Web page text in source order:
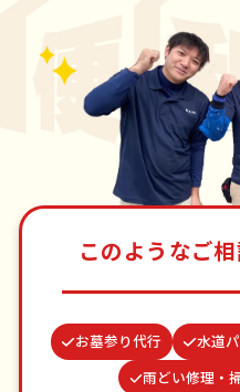
このようなご
お墓参り代行 水道
雨どい修理・